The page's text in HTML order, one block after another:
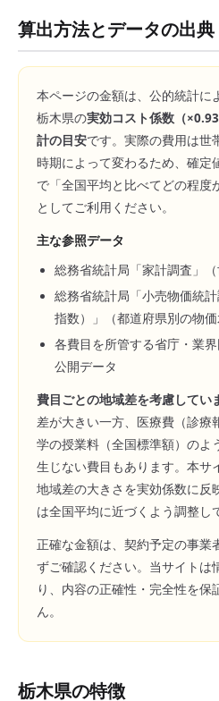
算出方法とデータの出典
本ページの金額は、公的統計に
栃木県の実効コスト係数（×0.93
計の目安です。実際の費用は世
時期によって変わるため、確定
で「全国平均と比べてどの程度
としてご利用ください。
主な参照データ
総務省統計局「家計調査」（
総務省統計局「小売物価統
指数）」（都道府県別の物価
各費目を所管する省庁・業
公開データ
費目ごとの地域差を考慮してい
差が大きい一方、医療費（診療
学の授業料（全国標準額）のよ
生じない費目もあります。本サ
地域差の大きさを実効係数に反
は全国平均に近づくよう調整し
正確な金額は、契約予定の事業
ずご確認ください。当サイトは
り、内容の正確性・完全性を保
ん。
栃木県の特徴